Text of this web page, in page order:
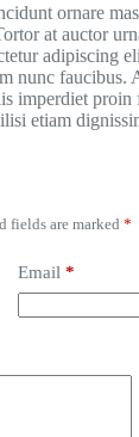
ornare
at auctor
adipiscing
nunc
imperdiet
etiam
fields are marked *
Email *